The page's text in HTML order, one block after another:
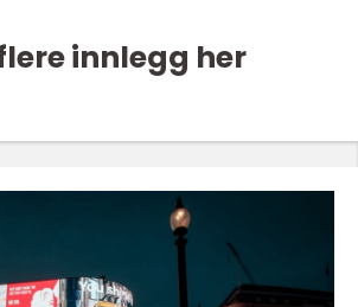
innlegg her